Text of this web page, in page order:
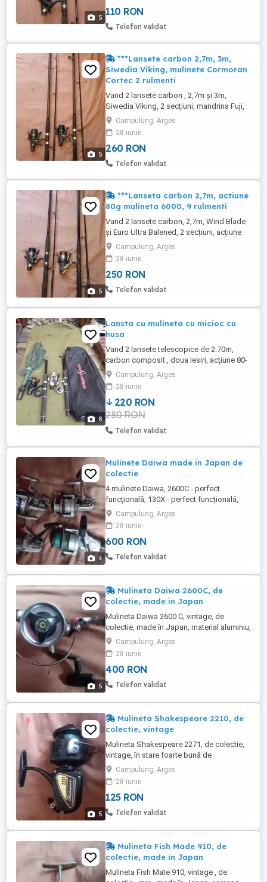
5
grafit , plin cu fir, gata de pescuit, în stare
foarte bună fără defecte. Lanseta si
110 RON
Telefon validat
5
***Lansete carbon 2,7m, 3m,
Siwedia Viking, mulinete Cormoran
Cortec 2 rulmenti
Vand 2 lansete carbon , 2,7m și 3m,
Siwedia Viking, 2 secțiuni, mandrina Fuji,
inele rezistente, fără inele sparte crapaturi
echipate cu 2 mulinete Cormoran Cortec
4000, 2 rulmenti, tamburi grafit plin cu fir
gata de pescuit în stare foarte bună fără
defecte . Preț pachet 260 ron Preț lansete
Campulung, Arges
28 iunie
260 RON
Telefon validat
5
***Lanseta carbon 2,7m, actiune
80g mulineta 6000, 9 rulmenti
Vand 2 lansete carbon, 2,7m, Wind Blade
și Euro Ultra Balened, 2 secțiuni, acțiune
80g, inele rezistentente, mandrina Fuji,
fără inele sparte , crapaturi echipate cu 2
mulinete Diamant Alb CT 6000, 9 rulmenti
și Diamant Alb CB 5000, 5 rulmenti, fiarte
puternice , fără defecte , tamburi metalici
Campulung, Arges
28 iunie
250 RON
Telefon validat
8
Lansta cu mulineta cu micioc cu
husa
Vand 2 lansete telescopice de 2.70m,
carbon composit , doua iesiri, acțiune 80-
120g, echipate cu mulinete de 4000,
tamburi rezerva , un minciog și Husa ptr
lansete și mulinete Lansetele și mulinetele
sunt în stare f bună fără defecte , inele
sparte sau crapaturi. Trimit în tara Preț
pachet 220 ron ...
Campulung, Arges
28 iunie
220 RON
280 RON
Telefon validat
4
Mulinete Daiwa made in Japan de
colectie
4 mulinete Daiwa, 2600C - perfect
funcțională, 130X - perfect funcțională,
130D - autorevers defect , AS
1650...pentru piese
Campulung, Arges
28 iunie
600 RON
Telefon validat
5
Mulineta Daiwa 2600C, de
colectie, made in Japan
Mulineta Daiwa 2600 C, vintage, de
colectie, made în Japan, material aluminiu,
foarte rezistenta, originala , perfect
funcțională.
Campulung, Arges
28 iunie
400 RON
Telefon validat
5
Mulineta Shakespeare 2210, de
colectie, vintage
Mulineta Shakespeare 2271, de colectie,
vintage, în stare foarte bună de
funcționare, originala, carcasa metalica.
Campulung, Arges
28 iunie
125 RON
Telefon validat
Mulineta Fish Made 910, de
colectie, made in Japan
Mulineta Fish Mate 910, vintage , de